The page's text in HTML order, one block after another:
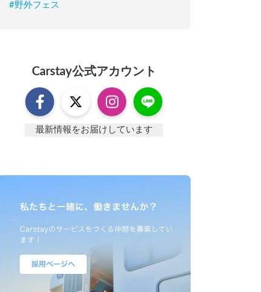
#野外フェス
Carstay公式アカウント
最新情報をお届けしています